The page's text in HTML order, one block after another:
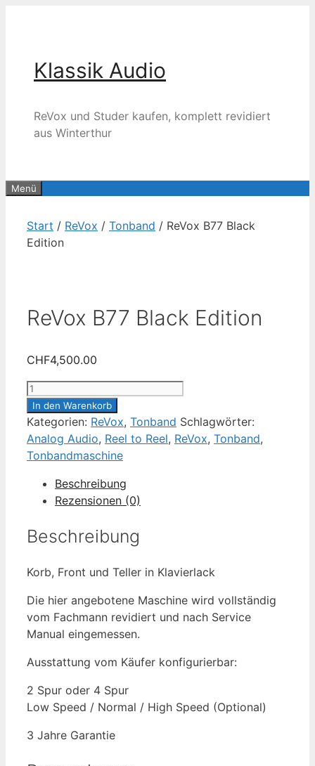
Klassik Audio
ReVox und Studer kaufen, komplett revidiert
aus Winterthur
Menü
Start / ReVox / Tonband / ReVox B77 Black
Edition
ReVox B77 Black Edition
CHF4,500.00
ReVox
B77
Black
Edition
Menge
In den Warenkorb
Kategorien: ReVox, Tonband Schlagwörter:
Analog Audio, Reel to Reel, ReVox, Tonband,
Tonbandmaschine
Beschreibung
Rezensionen (0)
Beschreibung
Korb, Front und Teller in Klavierlack
Die hier angebotene Maschine wird vollständig
vom Fachmann revidiert und nach Service
Manual eingemessen.
Ausstattung vom Käufer konfigurierbar:
2 Spur oder 4 Spur
Low Speed / Normal / High Speed (Optional)
3 Jahre Garantie